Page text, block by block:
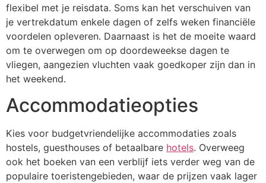
flexibel met je reisdata. Soms kan het verschuiven van
je vertrekdatum enkele dagen of zelfs weken financiële
voordelen opleveren. Daarnaast is het de moeite waard
om te overwegen om op doordeweekse dagen te
vliegen, aangezien vluchten vaak goedkoper zijn dan in
het weekend.
Accommodatieopties
Kies voor budgetvriendelijke accommodaties zoals
hostels, guesthouses of betaalbare hotels. Overweeg
ook het boeken van een verblijf iets verder weg van de
populaire toeristengebieden, waar de prijzen vaak lager